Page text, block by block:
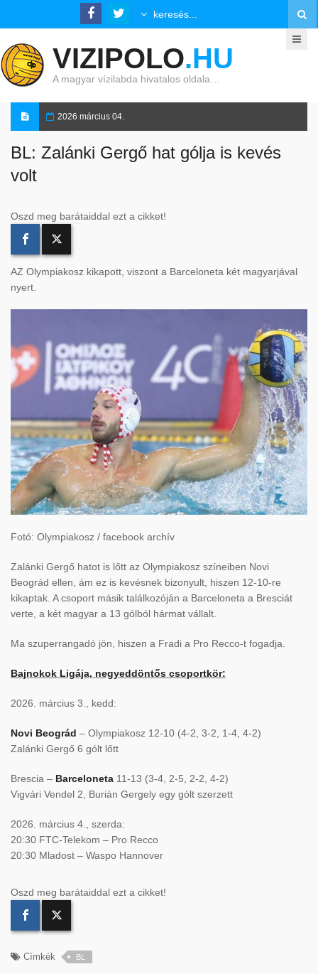
VIZIPOLO.HU
A magyar vízilabda hivatalos oldala…
2026 március 04.
BL: Zalánki Gergő hat gólja is kevés
volt
Oszd meg barátaiddal ezt a cikket!
AZ Olympiakosz kikapott, viszont a Barceloneta két magyarjával
nyert.
Fotó: Olympiakosz / facebook archív
Zalánki Gergő hatot is lőtt az Olympiakosz színeiben Novi
Beográd ellen, ám ez is kevésnek bizonyult, hiszen 12-10-re
kikaptak. A csoport másik találkozóján a Barceloneta a Bresciát
verte, a két magyar a 13 gólból hármat vállalt.
Ma szuperrangadó jön, hiszen a Fradi a Pro Recco-t fogadja.
Bajnokok Ligája, negyeddöntős csoportkör:
2026. március 3., kedd:
Novi Beográd – Olympiakosz 12-10 (4-2, 3-2, 1-4, 4-2)
Zalánki Gergő 6 gólt lőtt
Brescia – Barceloneta 11-13 (3-4, 2-5, 2-2, 4-2)
Vigvári Vendel 2, Burián Gergely egy gólt szerzett
2026. március 4., szerda:
20:30 FTC-Telekom – Pro Recco
20:30 Mladost – Waspo Hannover
Oszd meg barátaiddal ezt a cikket!
Címkék BL